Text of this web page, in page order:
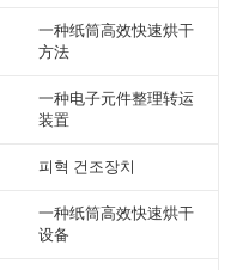
一种纸筒高效快速烘干
方法
一种电子元件整理转运
装置
피혁 건조장치
一种纸筒高效快速烘干
设备